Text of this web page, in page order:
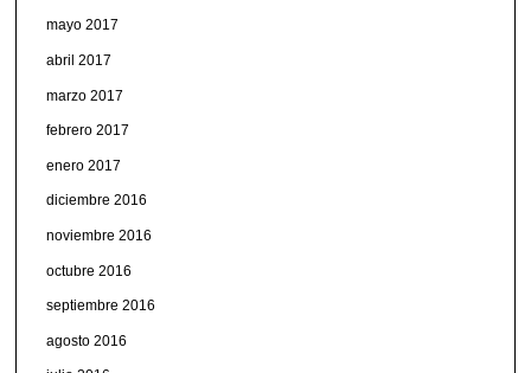
mayo 2017
abril 2017
marzo 2017
febrero 2017
enero 2017
diciembre 2016
noviembre 2016
octubre 2016
septiembre 2016
agosto 2016